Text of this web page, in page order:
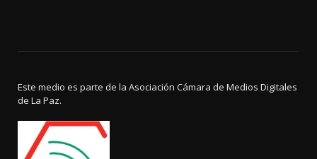
Este medio es parte de la Asociación Cámara de Medios Digitales
de La Paz.